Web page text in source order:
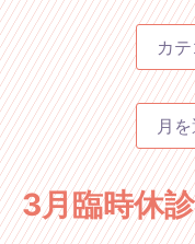
カ
月
3月臨時休